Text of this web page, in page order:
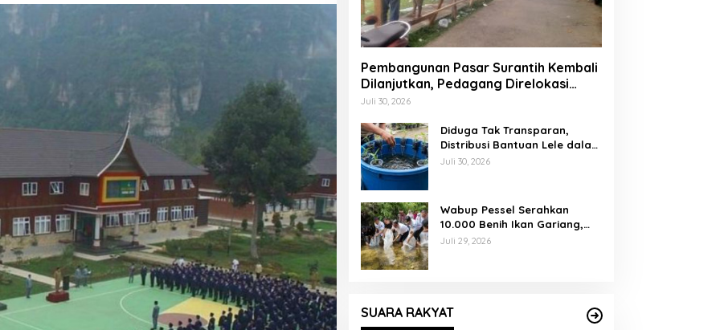
Pembangunan Pasar Surantih Kembali
Dilanjutkan, Pedagang Direlokasi
Sementara ke Lapangan Gadih
Juli 30, 2026
Diduga Tak Transparan,
Distribusi Bantuan Lele dalam
Ember di Koto Taratak Sutera
Juli 30, 2026
Wabup Pessel Serahkan
10.000 Benih Ikan Gariang,
Perkuat Restocking Sungai
Juli 29, 2026
SUARA RAKYAT